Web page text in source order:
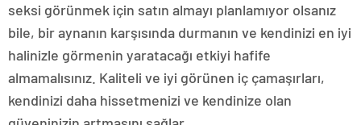
seksi görünmek için satın almayı planlamıyor olsanız
bile, bir aynanın karşısında durmanın ve kendinizi en iyi
halinizle görmenin yaratacağı etkiyi hafife
almamalısınız. Kaliteli ve iyi görünen iç çamaşırları,
kendinizi daha hissetmenizi ve kendinize olan